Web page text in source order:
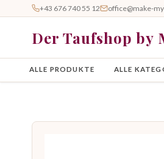
+43 676 740 55 12 office@make-
Der Taufshop by
ALLE PRODUKTE ALLE